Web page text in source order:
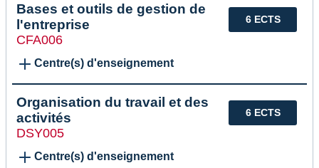
6 ECTS
Bases et outils de gestion de
l'entreprise
CFA006
Centre(s) d'enseignement
6 ECTS
Organisation du travail et des
activités
DSY005
Centre(s) d'enseignement